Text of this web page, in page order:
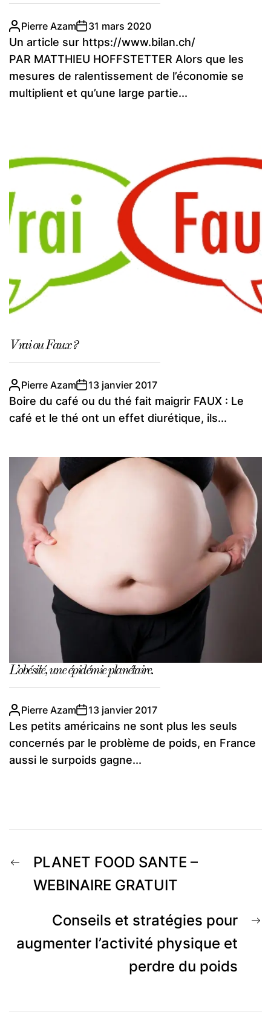
Pierre Azam 31 mars 2020
Un article sur https://www.bilan.ch/
PAR MATTHIEU HOFFSTETTER Alors que les
mesures de ralentissement de l’économie se
multiplient et qu’une large partie...
Vrai ou Faux ?
Pierre Azam 13 janvier 2017
Boire du café ou du thé fait maigrir FAUX : Le
café et le thé ont un effet diurétique, ils...
L’obésité, une épidémie planétaire.
Pierre Azam 13 janvier 2017
Les petits américains ne sont plus les seuls
concernés par le problème de poids, en France
aussi le surpoids gagne...
Navigation
de
l’article
Previous
post:
PLANET FOOD SANTE –
WEBINAIRE GRATUIT
Conseils et stratégies pour
augmenter l’activité physique et
perdre du poids